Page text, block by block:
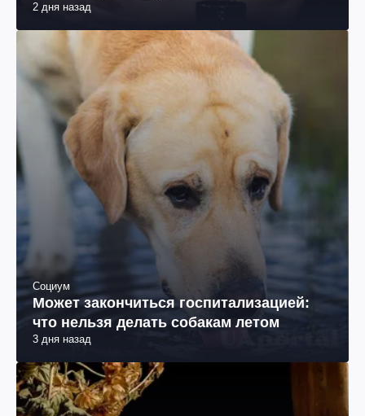
2 дня назад
Социум
Может закончиться госпитализацией:
что нельзя делать собакам летом
3 дня назад